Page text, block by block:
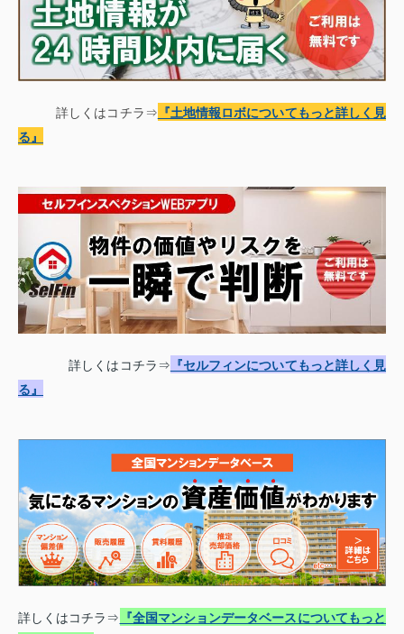
詳しくはコチラ⇒ 『土地情報ロボについてもっと詳しく見
る 』
詳しくはコチラ⇒ 『セルフィンについてもっと詳しく見
る』
詳しくはコチラ⇒ 『全国マンションデータベースについてもっと